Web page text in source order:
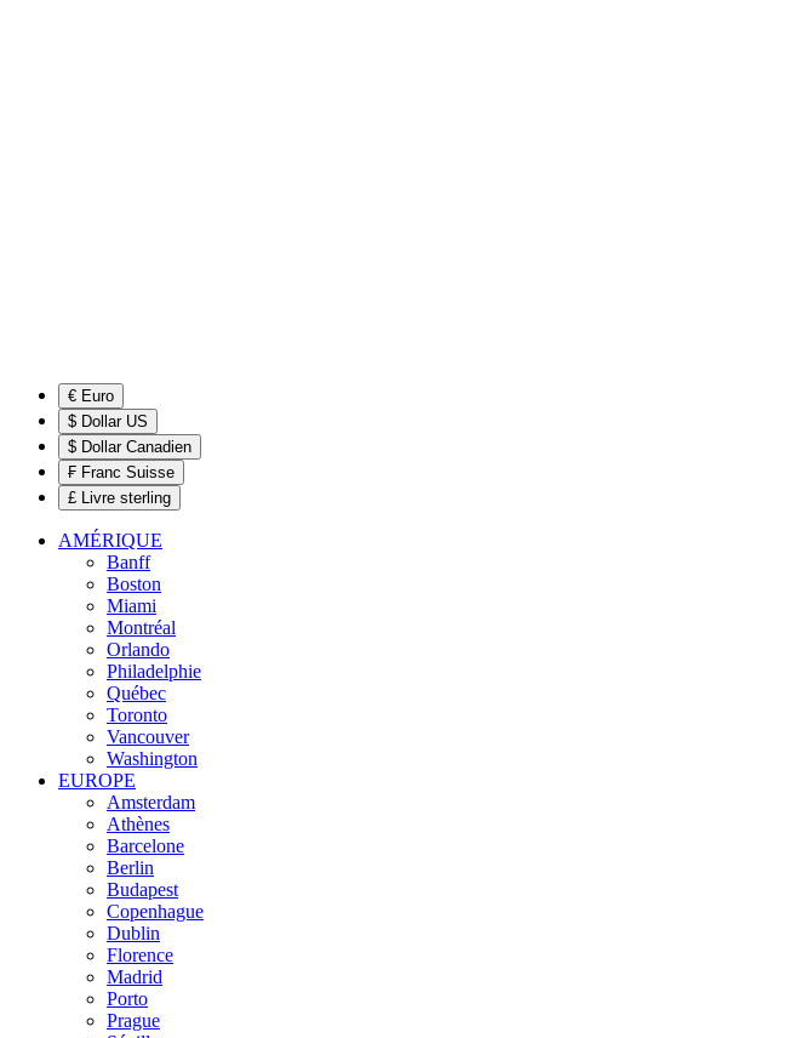
€ Euro
$ Dollar US
$ Dollar Canadien
₣ Franc Suisse
£ Livre sterling
AMÉRIQUE
Banff
Boston
Miami
Montréal
Orlando
Philadelphie
Québec
Toronto
Vancouver
Washington
EUROPE
Amsterdam
Athènes
Barcelone
Berlin
Budapest
Copenhague
Dublin
Florence
Madrid
Porto
Prague